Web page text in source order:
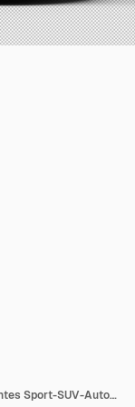
Isolierte realistisch glänzend blau elegantes Sport-SUV-Auto von der rechten Vorderansicht